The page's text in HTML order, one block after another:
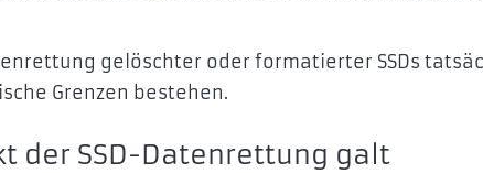
gelöschter oder formatierter SSDs
Grenzen bestehen.
der SSD-Datenrettung galt